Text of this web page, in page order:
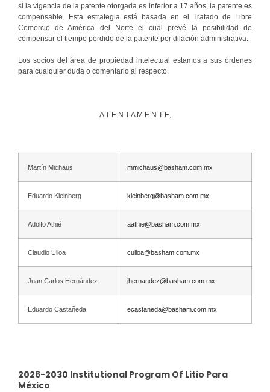
si la vigencia de la patente otorgada es inferior a 17 años, la patente es
compensable. Esta estrategia está basada en el Tratado de Libre
Comercio de América del Norte el cual prevé la posibilidad de
compensar el tiempo perdido de la patente por dilación administrativa.
Los socios del área de propiedad intelectual estamos a sus órdenes
para cualquier duda o comentario al respecto.
A T E N T A M E N T E,
Martín Michaus mmichaus@basham.com.mx
Eduardo Kleinberg kleinberg@basham.com.mx
Adolfo Athié aathie@basham.com.mx
Claudio Ulloa culloa@basham.com.mx
Juan Carlos Hernández jhernandez@basham.com.mx
Eduardo Castañeda ecastaneda@basham.com.mx
2026-2030 Institutional Program Of Litio Para
México